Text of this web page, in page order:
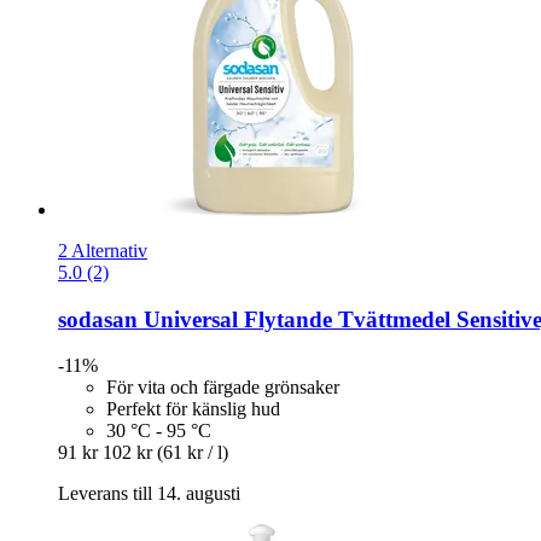
2 Alternativ
5.0 (2)
sodasan Universal Flytande Tvättmedel
-11%
För vita och färgade grönsaker
Perfekt för känslig hud
30 °C - 95 °C
91 kr 102 kr (61 kr / l)
Leverans till 14. augusti